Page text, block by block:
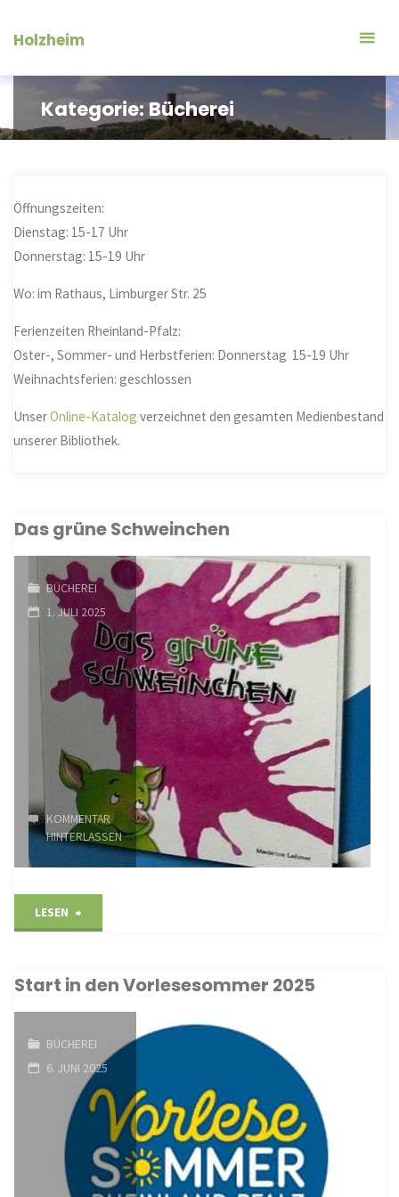
InhaltHolzheim
Kategorie:Bücherei
Öffnungszeiten:
Dienstag: 15-17 Uhr
Donnerstag: 15-19 Uhr
Wo: im Rathaus, Limburger Str. 25
Ferienzeiten Rheinland-Pfalz:
Oster-, Sommer- und Herbstferien: Donnerstag 15-19 Uhr
Weihnachtsferien: geschlossen
UnserOnline-Katalog verzeichnet den gesamten Medienbestand
unserer Bibliothek.
Das grüne Schweinchen
BÜCHEREI
1. JULI 2025
KOMMENTAR
HINTERLASSEN
LESEN
Schweinchen"
Start in den Vorlesesommer 2025
BÜCHEREI
6. JUNI 2025